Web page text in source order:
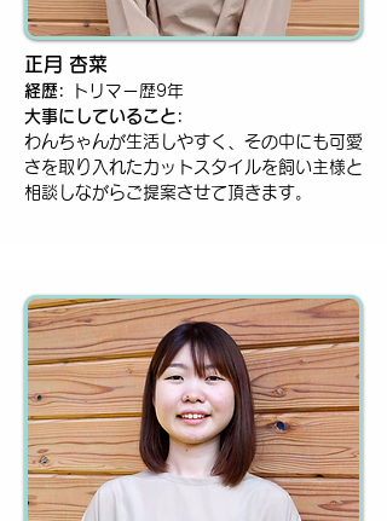
正月 杏菜
経歴:
トリマー歴9年
大事にしていること:
わんちゃんが生活しやすく、その中にも可愛
さを取り入れたカットスタイルを飼い主様と
相談しながらご提案させて頂きます。